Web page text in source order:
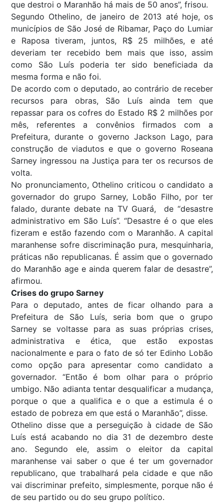
que destroi o Maranhão há mais de 50 anos”, frisou.
Segundo Othelino, de janeiro de 2013 até hoje, os
municípios de São José de Ribamar, Paço do Lumiar
e Raposa tiveram, juntos, R$ 25 milhões, e até
deveriam ter recebido bem mais que isso, assim
como São Luís poderia ter sido beneficiada da
mesma forma e não foi.
De acordo com o deputado, ao contrário de receber
recursos para obras, São Luís ainda tem que
repassar para os cofres do Estado R$ 2 milhões por
mês, referentes a convênios firmados com a
Prefeitura, durante o governo Jackson Lago, para
construção de viadutos e que o governo Roseana
Sarney ingressou na Justiça para ter os recursos de
volta.
No pronunciamento, Othelino criticou o candidato a
governador do grupo Sarney, Lobão Filho, por ter
falado, durante debate na TV Guará, de “desastre
administrativo em São Luís”. “Desastre é o que eles
fizeram e estão fazendo com o Maranhão. A capital
maranhense sofre discriminação pura, mesquinharia,
práticas não republicanas. É assim que o governado
do Maranhão age e ainda querem falar de desastre”,
afirmou.
Crises do grupo Sarney
Para o deputado, antes de ficar olhando para a
Prefeitura de São Luís, seria bom que o grupo
Sarney se voltasse para as suas próprias crises,
administrativa e ética, que estão expostas
nacionalmente e para o fato de só ter Edinho Lobão
como opção para apresentar como candidato a
governador. “Então é bom olhar para o próprio
umbigo. Não adianta tentar desqualificar a mudança,
porque o que a qualifica e o que a estimula é o
estado de pobreza em que está o Maranhão”, disse.
Othelino disse que a perseguição à cidade de São
Luís está acabando no dia 31 de dezembro deste
ano. Segundo ele, assim o eleitor da capital
maranhense vai saber o que é ter um governador
republicano, que trabalhará pela cidade e que não
vai discriminar prefeito, simplesmente, porque não é
de seu partido ou do seu grupo político.